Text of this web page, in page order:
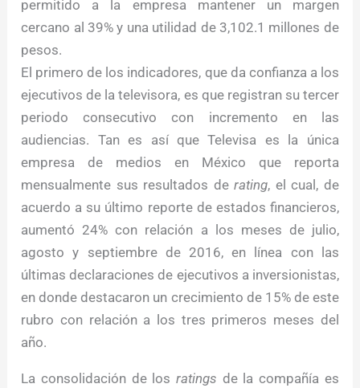
permitido a la empresa mantener un margen
cercano al 39% y una utilidad de 3,102.1 millones de
pesos.
El primero de los indicadores, que da confianza a los
ejecutivos de la televisora, es que registran su tercer
periodo consecutivo con incremento en las
audiencias. Tan es así que Televisa es la única
empresa de medios en México que reporta
mensualmente sus resultados derating, el cual, de
acuerdo a su último reporte de estados financieros,
aumentó 24% con relación a los meses de julio,
agosto y septiembre de 2016, en línea con las
últimas declaraciones de ejecutivos a inversionistas,
en donde destacaron un crecimiento de 15% de este
rubro con relación a los tres primeros meses del
año.
La consolidación de los ratings de la compañía es